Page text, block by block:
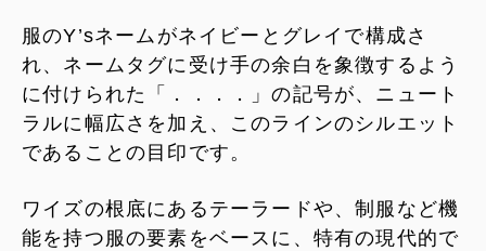
服のY’sネームがネイビーとグレイで構成さ
れ、ネームタグに受け手の余白を象徴するよう
に付けられた「．．．．」の記号が、ニュート
ラルに幅広さを加え、このラインのシルエット
であることの目印です。
ワイズの根底にあるテーラードや、制服など機
能を持つ服の要素をベースに、特有の現代的で